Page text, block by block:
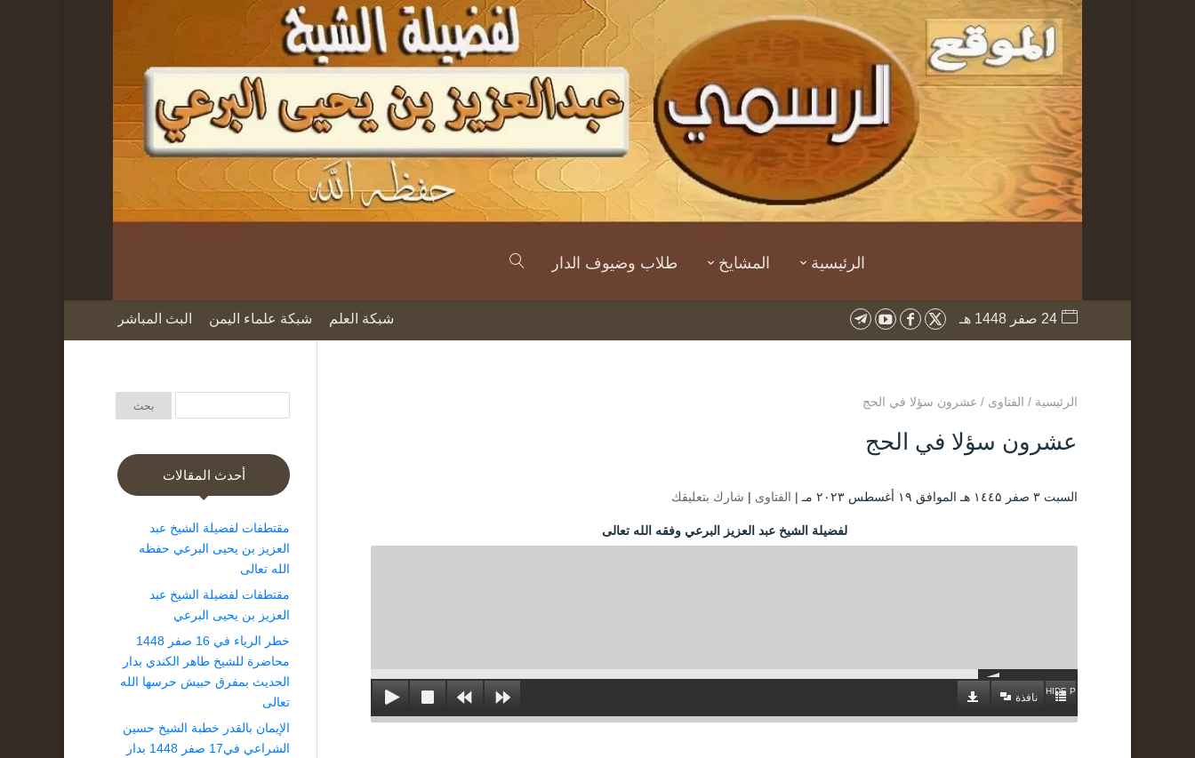
الرئيسية المشايخ طلاب وضيوف الدار
24 صفر 1448 هـ شبكة العلم شبكة علماء اليمن البث المباشر
الرئيسية / الفتاوى / عشرون سؤلا في الحج
عشرون سؤلا في الحج
السبت ۳ صفر ۱٤٤۵ هـ الموافق ۱۹ أغسطس ۲۰۲۳ مـ | الفتاوى | شارك بتعليقك
لفضيلة الشيخ عبد العزيز البرعي وفقه الله تعالى
HIDE PLAYLIST
نافذة
أحدث المقالات
مقتطفات لفضيلة الشيخ عبد
العزيز بن يحيى البرعي حفظه
الله تعالى
مقتطفات لفضيلة الشيخ عبد
العزيز بن يحيى البرعي
خطر الرياء في 16 صفر 1448
محاضرة للشيخ طاهر الكندي بدار
الحديث بمفرق حبيش حرسها الله
تعالى
الإيمان بالقدر خطبة الشيخ حسين
الشراعي في17 صفر 1448 بدار